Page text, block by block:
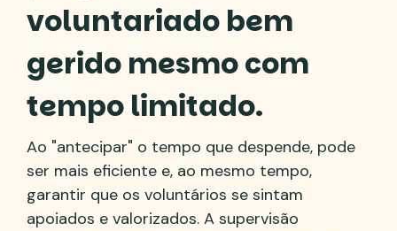
voluntariado bem
gerido mesmo com
tempo limitado.
Ao "antecipar" o tempo que despende, pode
ser mais eficiente e, ao mesmo tempo,
garantir que os voluntários se sintam
apoiados e valorizados. A supervisão